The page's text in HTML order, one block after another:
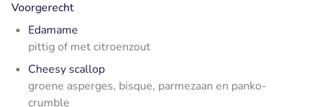
Voorgerecht
Edamame
pittig of met citroenzout
Cheesy scallop
groene asperges, bisque, parmezaan en panko-
crumble